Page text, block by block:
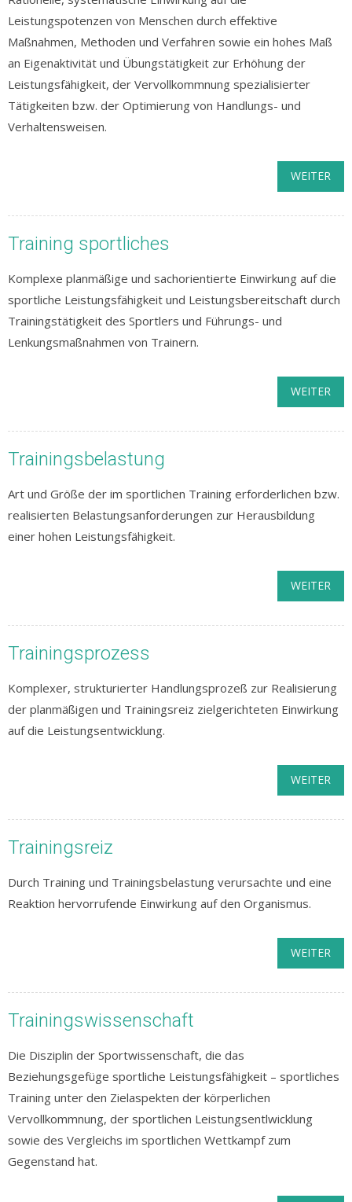
Leistungspotenzen von Menschen durch effektive
Maßnahmen, Methoden und Verfahren sowie ein hohes Maß
an Eigenaktivität und Übungstätigkeit zur Erhöhung der
Leistungsfähigkeit, der Vervollkommnung spezialisierter
Tätigkeiten bzw. der Optimierung von Handlungs- und
Verhaltensweisen.
WEITER
Training sportliches
Komplexe planmäßige und sachorientierte Einwirkung auf die
sportliche Leistungsfähigkeit und Leistungsbereitschaft durch
Trainingstätigkeit des Sportlers und Führungs- und
Lenkungsmaßnahmen von Trainern.
WEITER
Trainingsbelastung
Art und Größe der im sportlichen Training erforderlichen bzw.
realisierten Belastungsanforderungen zur Herausbildung
einer hohen Leistungsfähigkeit.
WEITER
Trainingsprozess
Komplexer, strukturierter Handlungsprozeß zur Realisierung
der planmäßigen und Trainingsreiz zielgerichteten Einwirkung
auf die Leistungsentwicklung.
WEITER
Trainingsreiz
Durch Training und Trainingsbelastung verursachte und eine
Reaktion hervorrufende Einwirkung auf den Organismus.
WEITER
Trainingswissenschaft
Die Disziplin der Sportwissenschaft, die das
Beziehungsgefüge sportliche Leistungsfähigkeit – sportliches
Training unter den Zielaspekten der körperlichen
Vervollkommnung, der sportlichen Leistungsentlwicklung
sowie des Vergleichs im sportlichen Wettkampf zum
Gegenstand hat.